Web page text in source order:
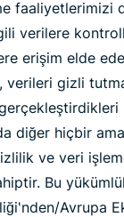
faaliyetlerimizi
verilere
erişim elde
verileri gizli
diğer hiçbir
ve veri
Bu
Avrupa